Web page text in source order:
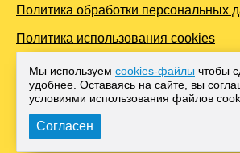
Политика обработки персональных
Политика использования cookies
© 2016-2026 Все права защищены. Для
Любое копирование материалов и
Интернет, либо печатных изданиях без
Администрацией проекта, преследуется
Мы используем cookies-файлы чтобы
удобнее. Оставаясь на сайте, вы
условиями использования файлов
Согласен